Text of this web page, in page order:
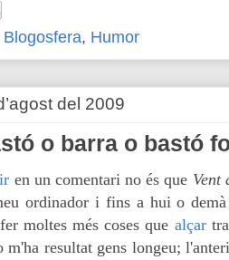
Blogosfera, Humor
del 2009
o barra o bastó
en un comentari no és que Vent
ordinador i fins a hui o
moltes més coses que alçar
m'ha resultat gens longeu;